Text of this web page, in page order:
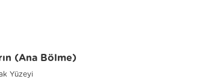
(Ana Bölme)
Yüzeyi